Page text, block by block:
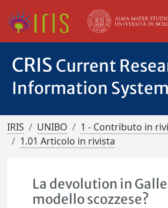
CRIS Current
Information System
IRIS UNIBO
1 - Contributo in
1.01 Articolo in rivista
La devolution in
modello scozzese?